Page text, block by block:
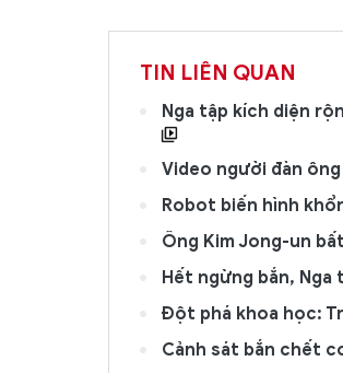
TIN LIÊN QUAN
Nga tập kích diện
Video người đàn
Robot biến hình
Ông Kim Jong-un
Hết ngừng bắn,
Đột phá khoa học:
Cảnh sát bắn chết